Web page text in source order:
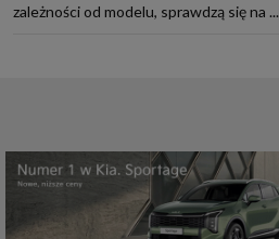
zależności od modelu, sprawdzą się na ...